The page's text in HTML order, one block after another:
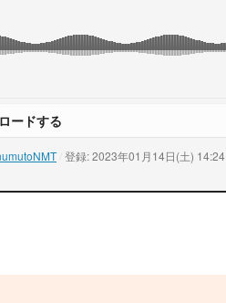
ードする
登録: 2023年01月14日(土) 14:24